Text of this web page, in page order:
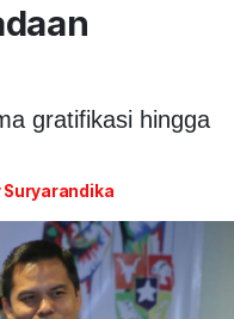
gratifikasi hingga
Suryarandika